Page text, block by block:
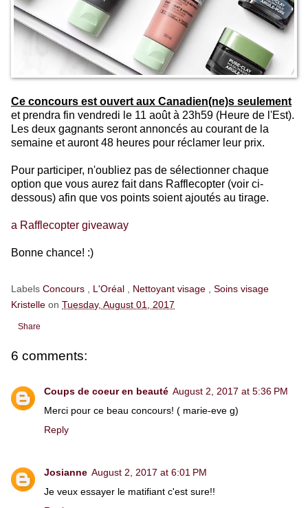
Ce concours est ouvert aux Canadien(ne)s seulement
et prendra fin vendredi le 11 août à 23h59 (Heure de l'Est).
Les deux gagnants seront annoncés au courant de la
semaine et auront 48 heures pour réclamer leur prix.
Pour participer, n'oubliez pas de sélectionner chaque
option que vous aurez fait dans Rafflecopter (voir ci-
dessous) afin que vos points soient ajoutés au tirage.
a Rafflecopter giveaway
Bonne chance! :)
Labels Concours L'Oréal Nettoyant visage
Soins visage
Kristelle on Tuesday, August 01, 2017
Share
6 comments:
Coups de coeur en beauté August 2, 2017 at 5:36 PM
Merci pour ce beau concours! ( marie-eve g)
Reply
Josianne August 2, 2017 at 6:01 PM
Je veux essayer le matifiant c'est sure!!